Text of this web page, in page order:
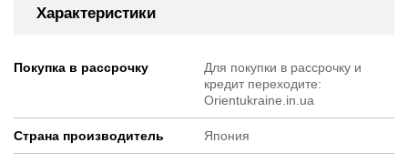
Характеристики
Покупка в рассрочку
Для покупки в рассрочку и
кредит переходите:
Orientukraine.in.ua
Страна производитель Япония